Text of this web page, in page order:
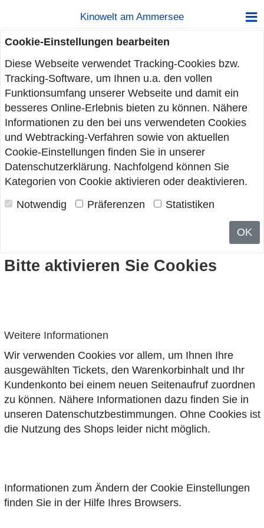
Kinowelt am Ammersee
Cookie-Einstellungen bearbeiten
Diese Webseite verwendet Tracking-Cookies bzw.
Tracking-Software, um Ihnen u.a. den vollen
Funktionsumfang unserer Webseite und damit ein
besseres Online-Erlebnis bieten zu können. Nähere
Informationen zu den bei uns verwendeten Cookies
und Webtracking-Verfahren sowie von aktuellen
Cookie-Einstellungen finden Sie in unserer
Datenschutzerklärung. Nachfolgend können Sie
Kategorien von Cookie aktivieren oder deaktivieren.
Notwendig
Präferenzen Statistiken
OK
Bitte aktivieren Sie Cookies
Weitere Informationen
Wir verwenden Cookies vor allem, um Ihnen Ihre
ausgewählten Tickets, den Warenkorbinhalt und Ihr
Kundenkonto bei einem neuen Seitenaufruf zuordnen
zu können. Nähere Informationen dazu finden Sie in
unseren Datenschutzbestimmungen. Ohne Cookies ist
die Nutzung des Shops leider nicht möglich.
Informationen zum Ändern der Cookie Einstellungen
finden Sie in der Hilfe Ihres Browsers.